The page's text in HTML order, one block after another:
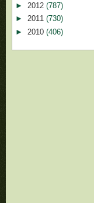
► 2012 (787)
► 2011 (730)
► 2010 (406)